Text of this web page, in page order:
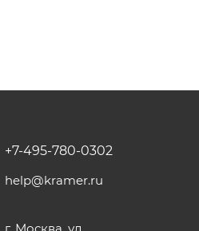
+7-495-780-0302
help@kramer.ru